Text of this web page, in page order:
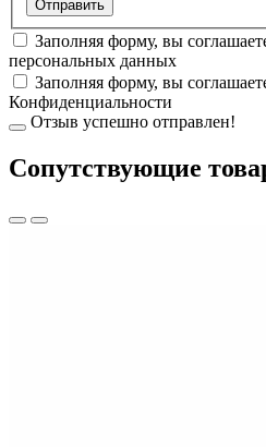
Заполняя форму, вы
персональных данных
Заполняя форму, вы
Конфиденциальности
Отзыв успешно отправлен!
Cопутствующие